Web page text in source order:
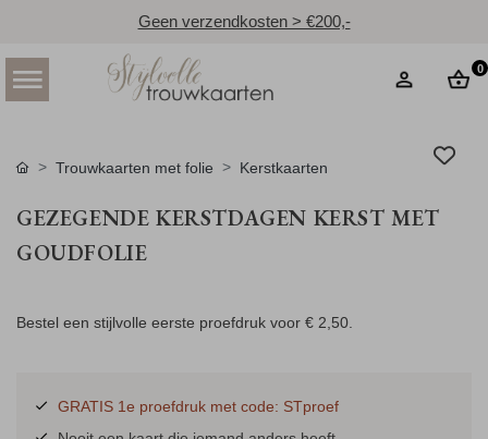
Geen verzendkosten > €200,-
0
Trouwkaarten met folie Kerstkaarten
GEZEGENDE KERSTDAGEN KERST MET
GOUDFOLIE
Bestel een stijlvolle eerste proefdruk voor € 2,50.
GRATIS 1e proefdruk met code: STproef